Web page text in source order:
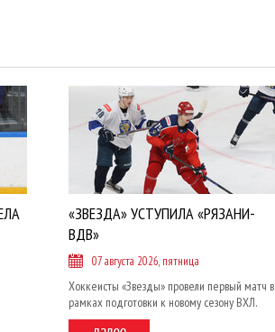
«ЗВЕЗДА» УСТУПИЛА «РЯЗАНИ-
ВДВ»
07 августа 2026, пятница
Хоккеисты «Звезды» провели первый матч в
рамках подготовки к новому сезону ВХЛ.